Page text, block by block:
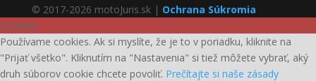
© 2017-2026 motoJuris.sk | Ochrana Súkromia
Cookies
Používame cookies. Ak si myslíte, že je to v poriadku, kliknite na
"Prijať všetko". Kliknutím na "Nastavenia" si tiež môžete vybrať, aký
druh súborov cookie chcete povoliť. Prečítajte si naše zásady